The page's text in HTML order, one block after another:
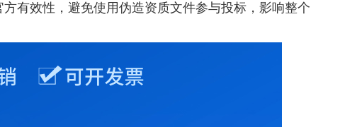
有效性，避免使用伪造资质文件参与投标，影响整个